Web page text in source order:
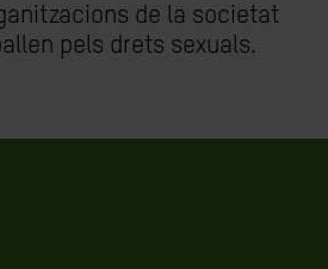
de la societat
pels drets sexuals.